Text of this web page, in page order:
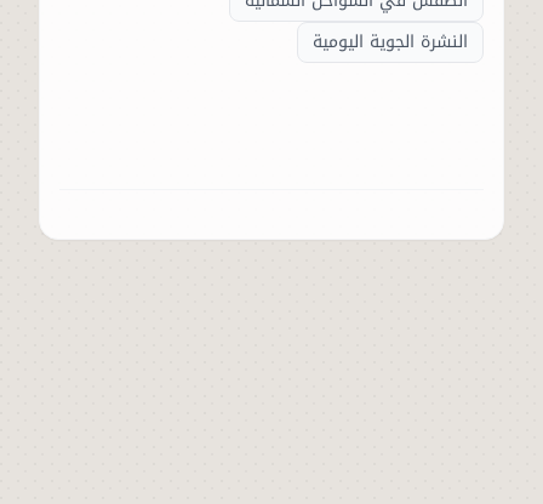
النشرة الجوية اليومية